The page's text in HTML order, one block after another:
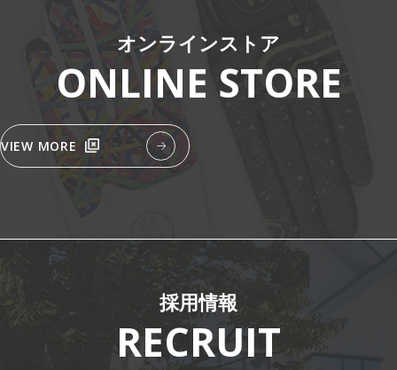
オンラインストア
ONLINE STORE
VIEW MORE
採用情報
RECRUIT